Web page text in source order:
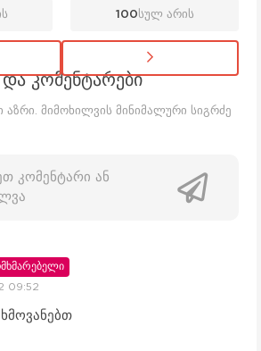
100 სულ არის
კომენტარები
აზრი. მიმოხილვის მინიმალური სიგრძე
კომენტარი ან
09:52